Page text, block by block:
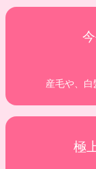
産毛や、白
極